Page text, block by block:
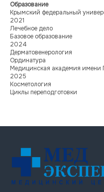
Образование
Крымский федеральный
2021
Лечебное дело
Базовое образование
2024
Дерматовенерология
Ординатура
Медицинская академия имени
2025
Косметология
Циклы переподготовки
Многопрофильный медицинский
ООО «МЕДЭКСПЕРТ»
ИНН 9103083936/
КПП 910201001
Лицензия № Л041-01177-91/
от 17.07.2023;
Услуги
Блог
Цены